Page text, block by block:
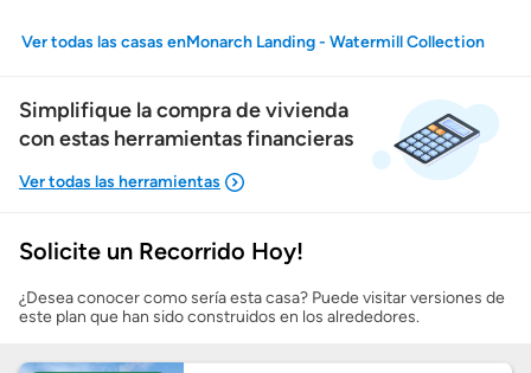
Ver todas las casas enMonarch Landing - Watermill Collection
Simplifique la compra de vivienda
con estas herramientas financieras
Mostrarme lo que puedo pagar
Costos casa nueva vs. usada
Solicite un Recorrido Hoy!
¿Desea conocer como sería esta casa? Puede visitar versiones de
este plan que han sido construidos en los alrededores.